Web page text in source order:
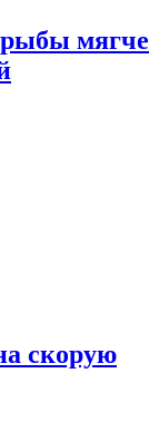
рыбы мягче
скорую